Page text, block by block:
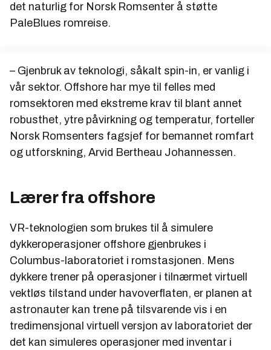
det naturlig for Norsk Romsenter å støtte
PaleBlues romreise.
– Gjenbruk av teknologi, såkalt spin-in, er vanlig i
vår sektor. Offshore har mye til felles med
romsektoren med ekstreme krav til blant annet
robusthet, ytre påvirkning og temperatur, forteller
Norsk Romsenters fagsjef for bemannet romfart
og utforskning, Arvid Bertheau Johannessen.
Lærer fra offshore
VR-teknologien som brukes til å simulere
dykkeroperasjoner offshore gjenbrukes i
Columbus-laboratoriet i romstasjonen. Mens
dykkere trener på operasjoner i tilnærmet virtuell
vektløs tilstand under havoverflaten, er planen at
astronauter kan trene på tilsvarende vis i en
tredimensjonal virtuell versjon av laboratoriet der
det kan simuleres operasjoner med inventar i